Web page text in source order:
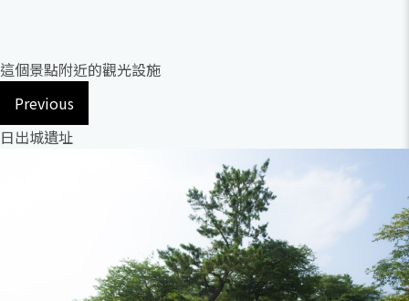
這個景點附近的觀光設施
Previous
日出城遺址